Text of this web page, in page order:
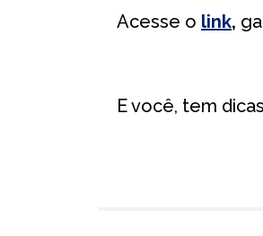
Acesse o link,
E você, tem